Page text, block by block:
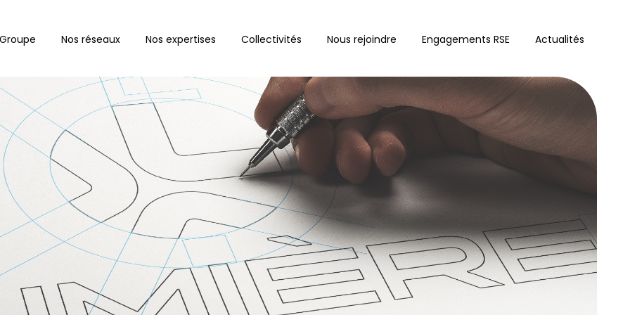
Nos réseaux Nos expertises Collectivités Nous rejoindre Engagements RSE Actualités